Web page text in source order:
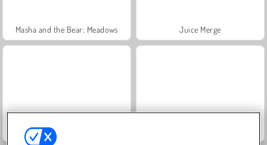
Masha and the Bear: Meadows Juice Merge
Jewel Garden Story